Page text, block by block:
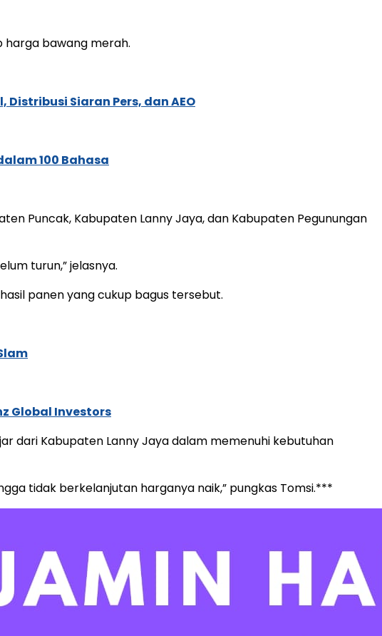
harga bawang merah.
Siaran Pers, dan AEO
100 Bahasa
Puncak, Kabupaten Lanny Jaya, dan Kabupaten Pegunungan
turun,” jelasnya.
panen yang cukup bagus tersebut.
Global Investors
dari Kabupaten Lanny Jaya dalam memenuhi kebutuhan
tidak berkelanjutan harganya naik,” pungkas Tomsi.***